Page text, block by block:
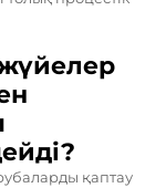
қаптау